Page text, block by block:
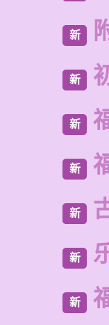
新
新
新
新
新
新
新